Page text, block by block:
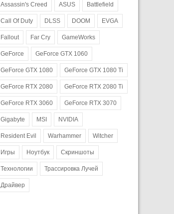
Assassin's Creed ASUS Battlefield
Call Of Duty DLSS DOOM EVGA
Fallout Far Cry GameWorks
GeForce GeForce GTX 1060
GeForce GTX 1080 GeForce GTX 1080 Ti
GeForce RTX 2080 GeForce RTX 2080 Ti
GeForce RTX 3060 GeForce RTX 3070
Gigabyte MSI NVIDIA
Resident Evil Warhammer Witcher
Игры Ноутбук Скриншоты
Технологии Трассировка Лучей
Драйвер